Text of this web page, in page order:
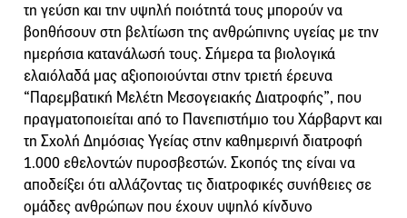
τη γεύση και την υψηλή ποιότητά τους μπορούν να
βοηθήσουν στη βελτίωση της ανθρώπινης υγείας με την
ημερήσια κατανάλωσή τους. Σήμερα τα βιολογικά
ελαιόλαδά μας αξιοποιούνται στην τριετή έρευνα
“Παρεμβατική Μελέτη Μεσογειακής Διατροφής”, που
πραγματοποιείται από το Πανεπιστήμιο του Χάρβαρντ και
τη Σχολή Δημόσιας Υγείας στην καθημερινή διατροφή
1.000 εθελοντών πυροσβεστών. Σκοπός της είναι να
αποδείξει ότι αλλάζοντας τις διατροφικές συνήθειες σε
ομάδες ανθρώπων που έχουν υψηλό κίνδυνο